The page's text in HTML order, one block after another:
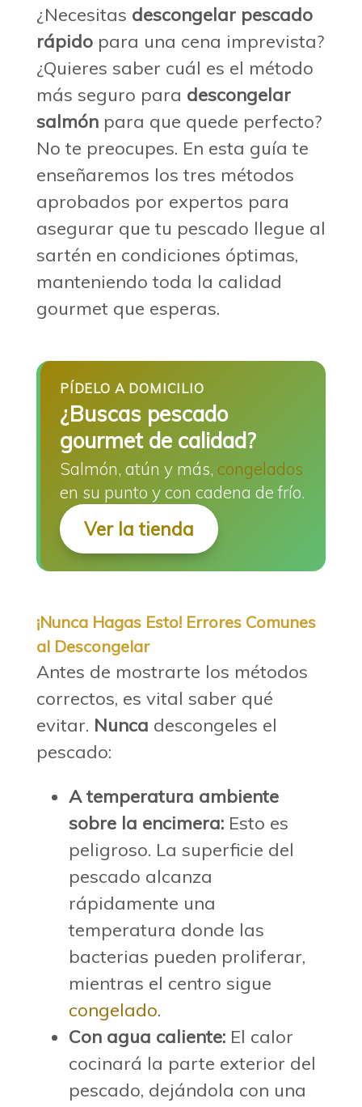
¿Necesitas descongelar pescado
rápido para una cena imprevista?
¿Quieres saber cuál es el método
más seguro para descongelar
salmón para que quede perfecto?
No te preocupes. En esta guía te
enseñaremos los tres métodos
aprobados por expertos para
asegurar que tu pescado llegue al
sartén en condiciones óptimas,
manteniendo toda la calidad
gourmet que esperas.
PÍDELO A DOMICILIO
¿Buscas pescado
gourmet de calidad?
Salmón, atún y más, congelados
en su punto y con cadena de frío.
Ver la tienda
¡Nunca Hagas Esto! Errores Comunes
al Descongelar
Antes de mostrarte los métodos
correctos, es vital saber qué
evitar. Nunca descongeles el
pescado:
A temperatura ambiente
sobre la encimera: Esto es
peligroso. La superficie del
pescado alcanza
rápidamente una
temperatura donde las
bacterias pueden proliferar,
mientras el centro sigue
congelado.
Con agua caliente: El calor
cocinará la parte exterior del
pescado, dejándola con una